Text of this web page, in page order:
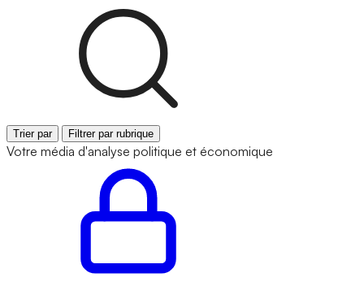
Trier par Filtrer par rubrique
Votre média d'analyse politique et économique